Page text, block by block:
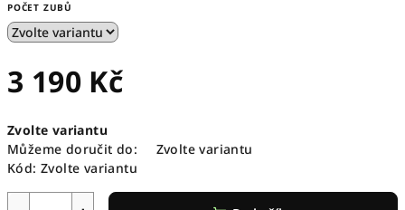
POČET ZUBŮ
3 190 Kč
cena:
Zvolte variantu
Můžeme doručit do:
Zvolte variantu
Kód: Zvolte variantu